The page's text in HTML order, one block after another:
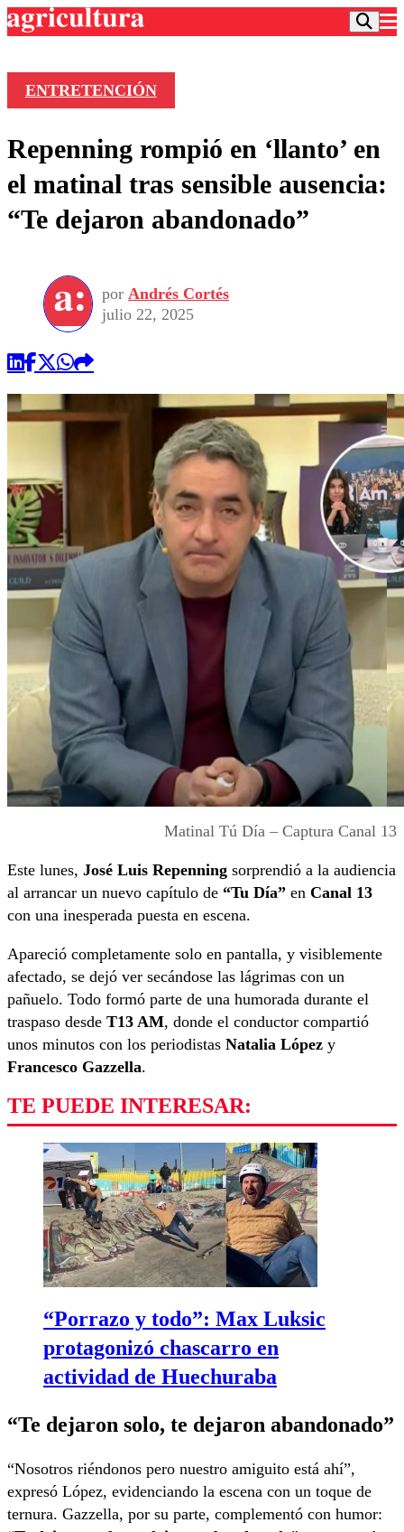
Frecuencias
Agricultura TV
Deportes
Colo Colo
Seleccion Chilena
Torneo Internacional
Universidad de Chile
Entretención
Economía
Internacional
Sustentabilidad
Publicaciones en medios
Opinión
ENTRETENCIÓN
Repenning rompió en ‘llanto’ en
el matinal tras sensible ausencia:
“Te dejaron abandonado”
por Andrés Cortés
julio 22, 2025
Matinal Tú Día – Captura Canal 13
Este lunes, José Luis Repenning sorprendió a la audiencia
al arrancar un nuevo capítulo de “Tu Día” en Canal 13
con una inesperada puesta en escena.
Apareció completamente solo en pantalla, y visiblemente
afectado, se dejó ver secándose las lágrimas con un
pañuelo. Todo formó parte de una humorada durante el
traspaso desde T13 AM, donde el conductor compartió
unos minutos con los periodistas Natalia López y
Francesco Gazzella.
TE PUEDE INTERESAR:
“Porrazo y todo”: Max Luksic
protagonizó chascarro en
actividad de Huechuraba
“Te dejaron solo, te dejaron abandonado”
“Nosotros riéndonos pero nuestro amiguito está ahí”,
expresó López, evidenciando la escena con un toque de
ternura. Gazzella, por su parte, complementó con humor: